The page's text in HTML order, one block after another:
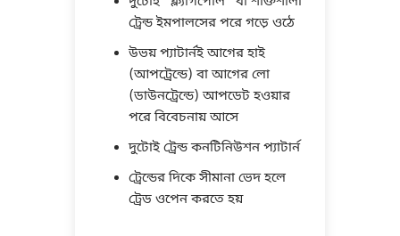
ট্রেন্ড ইমপালসের পরে গড়ে ওঠে
উভয় প্যাটার্নই আগের হাই
(আপট্রেন্ডে) বা আগের লো
(ডাউনট্রেন্ডে) আপডেট হওয়ার
পরে বিবেচনায় আসে
দুটোই ট্রেন্ড কনটিনিউশন প্যাটার্ন
ট্রেন্ডের দিকে সীমানা ভেদ হলে
ট্রেড ওপেন করতে হয়